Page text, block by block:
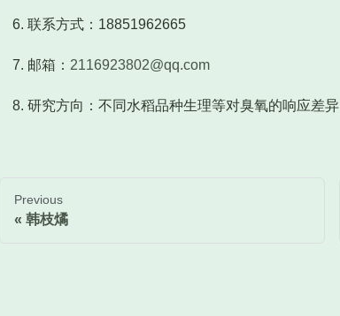
联系方式：18851962665
邮箱： 2116923802@qq.com
研究方向：不同水稻品种生理等对臭氧的响应差异
Previous
韩枝燏